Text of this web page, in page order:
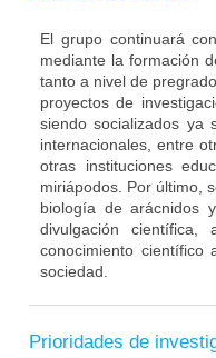
El grupo continuará
mediante la formación
tanto a nivel de
proyectos de
siendo socializados ya
internacionales, entre
otras instituciones
miriápodos. Por último,
biología de arácnidos
divulgación
conocimiento
sociedad.
Prioridades de